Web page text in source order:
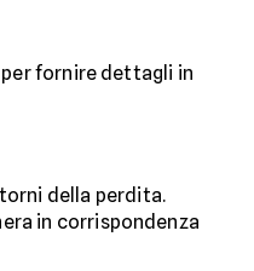
fornire dettagli in
della perdita.
in corrispondenza